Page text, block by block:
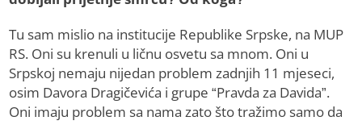
Tu sam mislio na institucije Republike Srpske, na MUP
RS. Oni su krenuli u ličnu osvetu sa mnom. Oni u
Srpskoj nemaju nijedan problem zadnjih 11 mjeseci,
osim Davora Dragičevića i grupe “Pravda za Davida”.
Oni imaju problem sa nama zato što tražimo samo da